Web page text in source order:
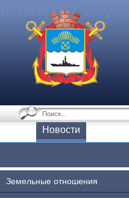
Новости
Земельные отношения